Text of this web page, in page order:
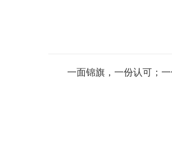
一面锦旗，一份认可；一